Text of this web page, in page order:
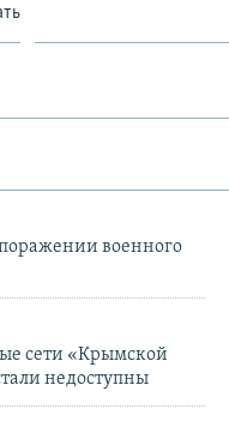
военного
сети «Крымской
недоступны